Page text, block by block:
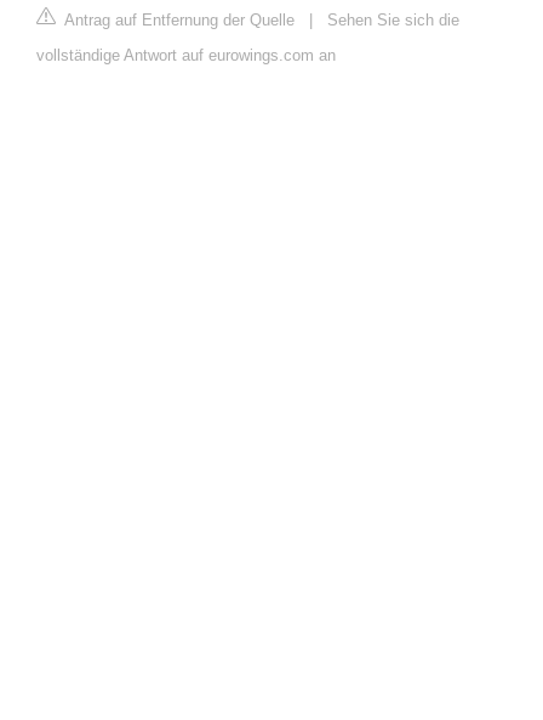
Antrag auf Entfernung der Quelle | Sehen Sie sich die
vollständige Antwort auf eurowings.com an